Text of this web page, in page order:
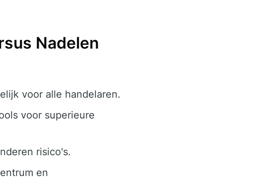
Nadelen
voor alle handelaren.
voor superieure
risico's.
en